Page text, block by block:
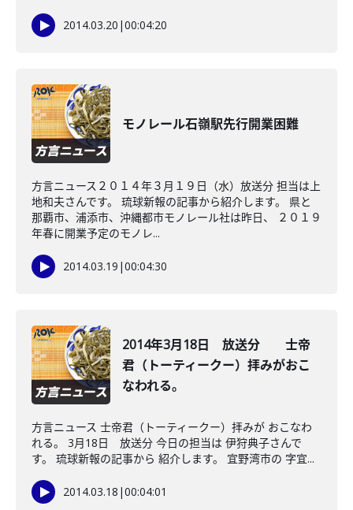
2014.03.20 |00:04:20
モノレール石嶺駅先行開業困難
方言ニュース２０１４年３月１９日（水）放送分 担当は上
地和夫さんです。 琉球新報の記事から紹介します。 県と
那覇市、浦添市、沖縄都市モノレール社は昨日、 ２０１９
年春に開業予定のモノレ...
2014.03.19 |00:04:30
2014年3月18日 放送分 士帝
君（トーティークー）拝みがおこ
なわれる。
方言ニュース 士帝君（トーティークー）拝みが おこなわ
れる。 3月18日 放送分 今日の担当は 伊狩典子さんで
す。 琉球新報の記事から 紹介します。 宜野湾市の 字宜...
2014.03.18 |00:04:01